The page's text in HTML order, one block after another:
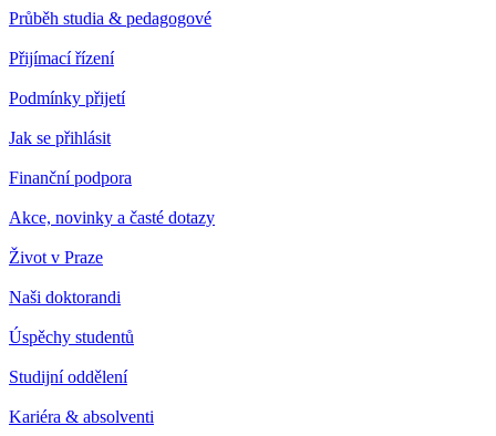
Průběh studia & pedagogové
Přijímací řízení
Podmínky přijetí
Jak se přihlásit
Finanční podpora
Akce, novinky a časté dotazy
Život v Praze
Naši doktorandi
Úspěchy studentů
Studijní oddělení
Kariéra & absolventi